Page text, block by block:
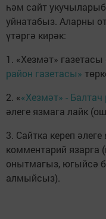
һәм сайт
уйнатабыз. Аларны
үтәргә кирәк:
1. «Хезмәт»
район газетасы»
2. ««Хезмәт» -
әлеге язмага лайк
3. Сайтка кереп
комментарий язарга
онытмагыз, югыйсә
алмыйсыз).